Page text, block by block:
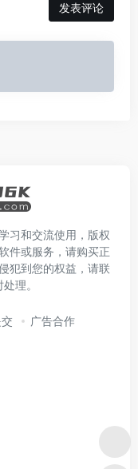
发表评论
习和交流使用，版权
件或服务，请购买正
犯到您的权益，请联
理。
广告合作